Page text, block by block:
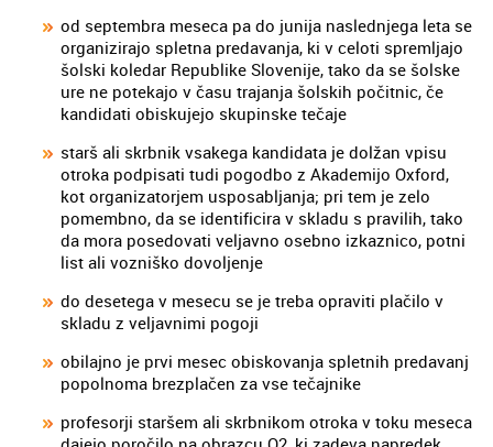
od septembra meseca pa do junija naslednjega leta se
organizirajo spletna predavanja, ki v celoti spremljajo
šolski koledar Republike Slovenije, tako da se šolske
ure ne potekajo v času trajanja šolskih počitnic, če
kandidati obiskujejo skupinske tečaje
starš ali skrbnik vsakega kandidata je dolžan vpisu
otroka podpisati tudi pogodbo z Akademijo Oxford,
kot organizatorjem usposabljanja; pri tem je zelo
pomembno, da se identificira v skladu s pravilih, tako
da mora posedovati veljavno osebno izkaznico, potni
list ali vozniško dovoljenje
do desetega v mesecu se je treba opraviti plačilo v
skladu z veljavnimi pogoji
obilajno je prvi mesec obiskovanja spletnih predavanj
popolnoma brezplačen za vse tečajnike
profesorji staršem ali skrbnikom otroka v toku meseca